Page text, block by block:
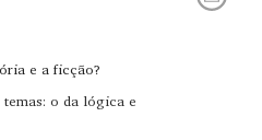
e a ficção?
temas: o da lógica e